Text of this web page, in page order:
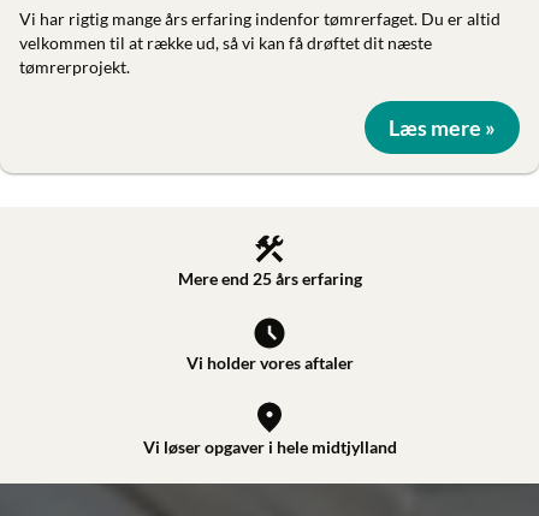
Vi har rigtig mange års erfaring indenfor tømrerfaget. Du er altid
velkommen til at række ud, så vi kan få drøftet dit næste
tømrerprojekt.
Læs mere »
Mere end 25 års erfaring
Vi holder vores aftaler
Vi løser opgaver i hele midtjylland